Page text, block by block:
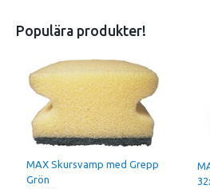
Populära produkter!
MAX Skursvamp med Grepp
Grön